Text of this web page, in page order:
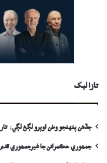
تازا ليک
جڏهن پنهنجو وطن اوپرو لڳڻ لڳي:
جمھوري حڪمرانن جا غيرجمھوري